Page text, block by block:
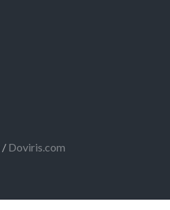
/ Doviris.com